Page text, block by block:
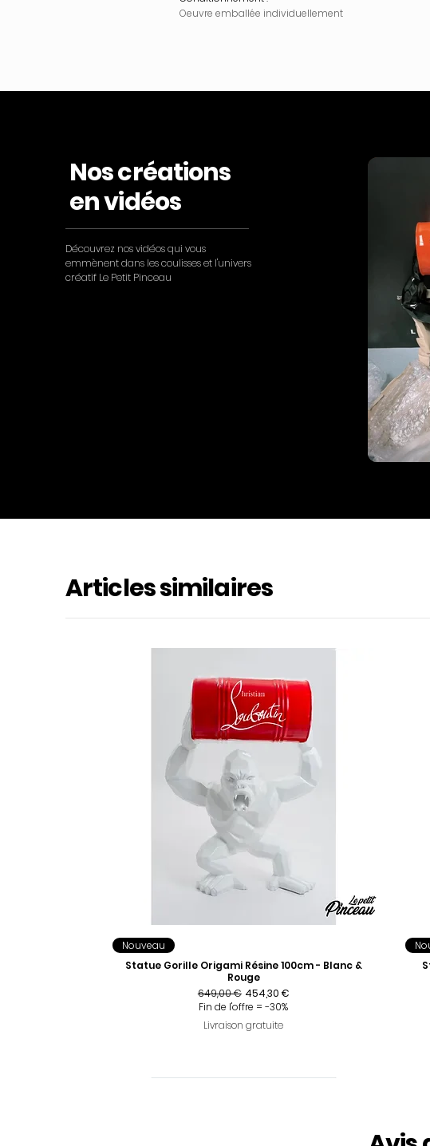
Oeuvre emballée individuellement
Nos créations
en vidéos
Découvrez nos vidéos qui vous
emmènent dans les coulisses et l'univers
créatif Le Petit Pinceau
Articles similaires
Nouveau
Statue Gorille Origami Résine 100cm - Blanc &
Rouge
Prix original
649,00 € Prix promotionnel
454,30 €
Fin de l'offre = -30%
Livraison gratuite